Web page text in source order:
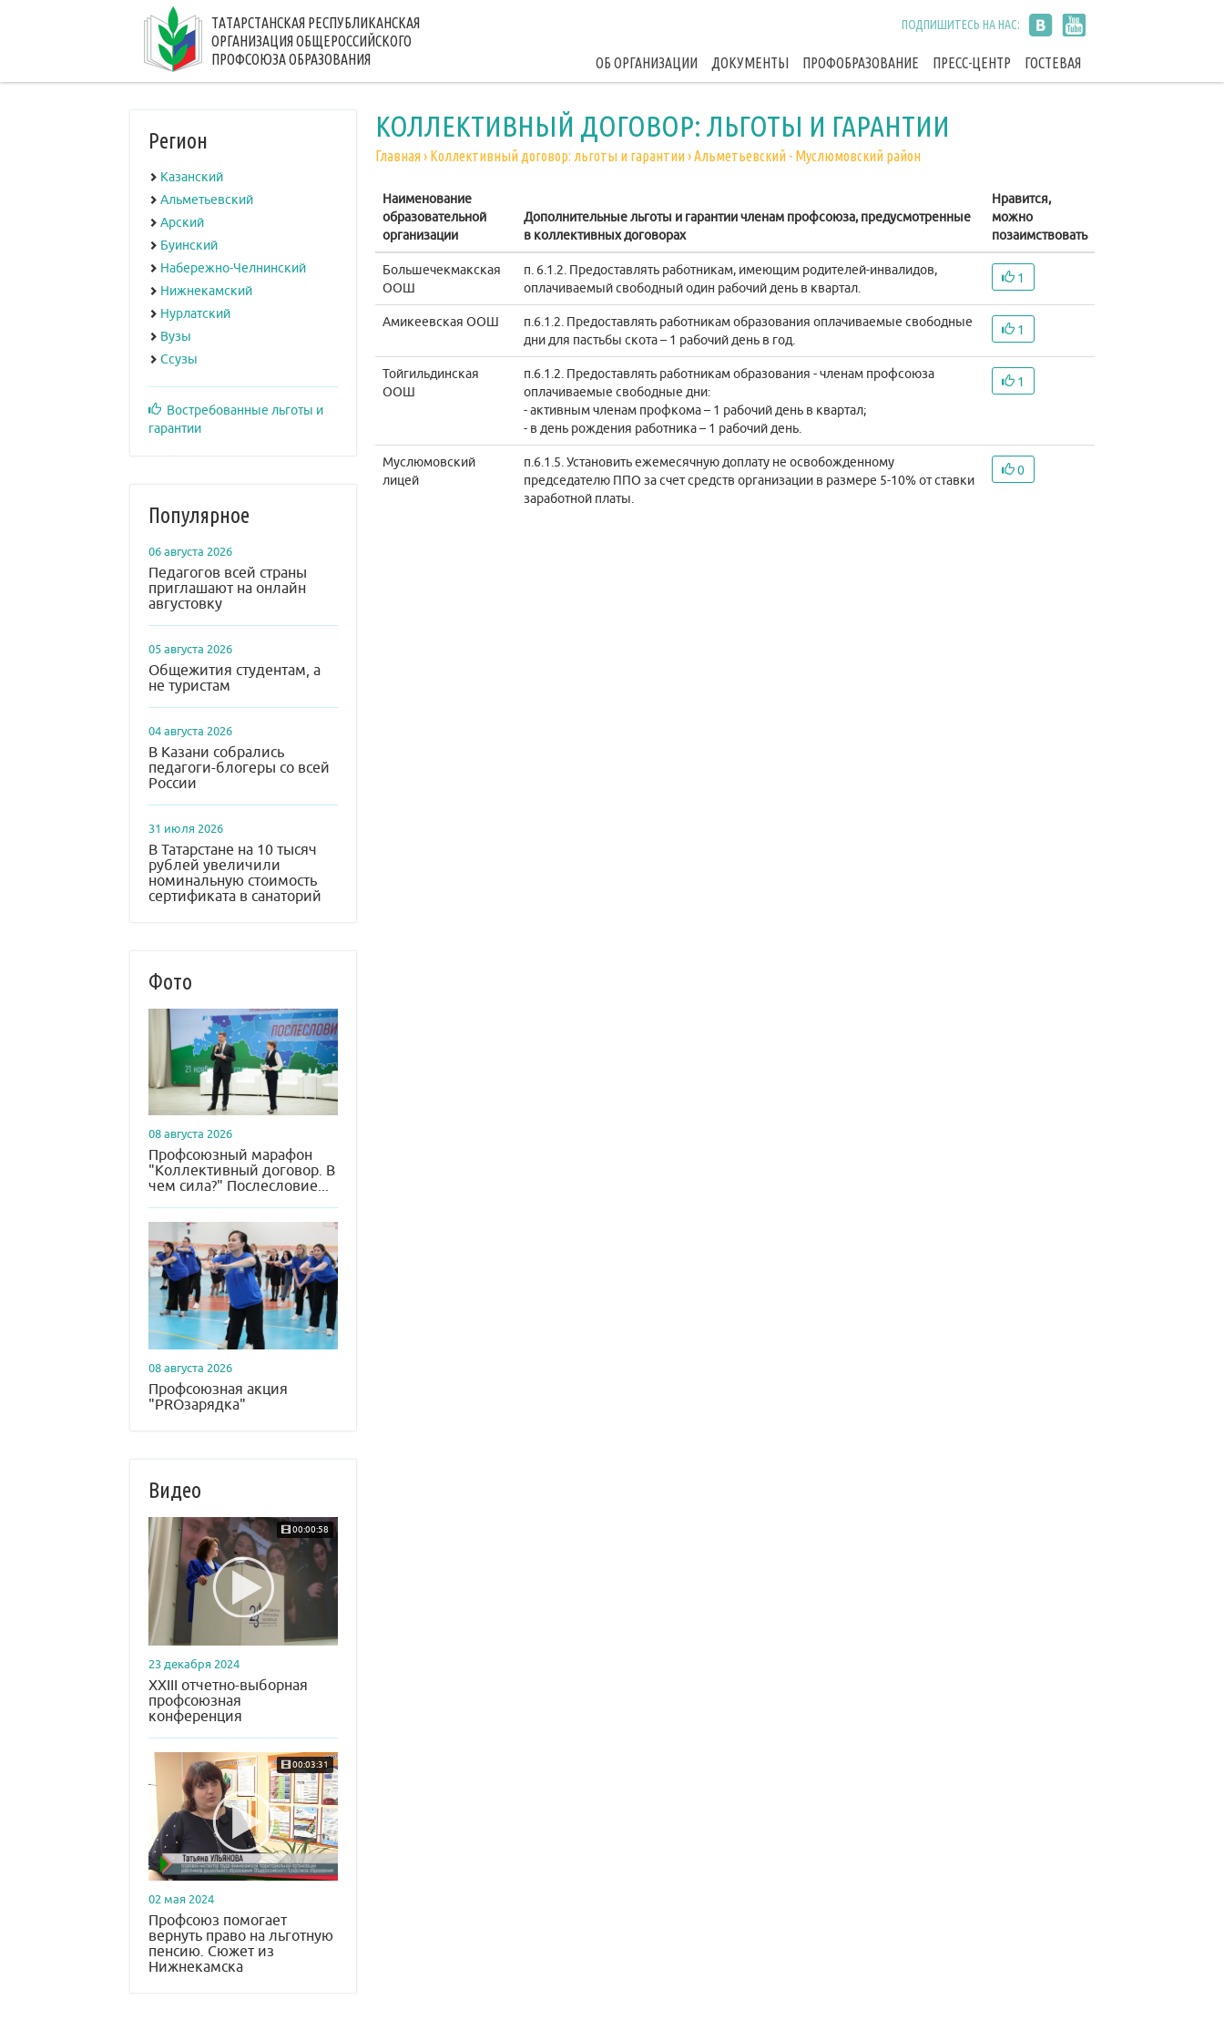
ТАТАРСТАНСКАЯ РЕСПУБЛИКАНСКАЯ
ОРГАНИЗАЦИЯ ОБЩЕРОССИЙСКОГО
ПРОФСОЮЗА ОБРАЗОВАНИЯ
ПОДПИШИТЕСЬ НА НАС:
ОБ ОРГАНИЗАЦИИ ДОКУМЕНТЫ ПРОФОБРАЗОВАНИЕ ПРЕСС-ЦЕНТР ГОСТЕВАЯ
Регион
Казанский
Альметьевский
Арский
Буинский
Набережно-Челнинский
Нижнекамский
Нурлатский
Вузы
Ссузы
Востребованные льготы и
гарантии
Популярное
06 августа 2026
Педагогов всей страны
приглашают на онлайн
августовку
05 августа 2026
Общежития студентам, а
не туристам
04 августа 2026
В Казани собрались
педагоги-блогеры со всей
России
31 июля 2026
В Татарстане на 10 тысяч
рублей увеличили
номинальную стоимость
сертификата в санаторий
Фото
08 августа 2026
Профсоюзный марафон
"Коллективный договор. В
чем сила?" Послесловие...
08 августа 2026
Профсоюзная акция
"PROзарядка"
Видео
00:00:58
23 декабря 2024
XXIII отчетно-выборная
профсоюзная
конференция
00:03:31
02 мая 2024
Профсоюз помогает
вернуть право на льготную
пенсию. Сюжет из
Нижнекамска
КОЛЛЕКТИВНЫЙ ДОГОВОР: ЛЬГОТЫ И ГАРАНТИИ
Главная› Коллективный договор: льготы и гарантии›Альметьевский - Муслюмовский район
Наименование
образовательной
организации
Дополнительные льготы и гарантии членам профсоюза, предусмотренные
в коллективных договорах
Нравится,
можно
позаимствовать
Большечекмакская
ООШ
п. 6.1.2. Предоставлять работникам, имеющим родителей-инвалидов,
оплачиваемый свободный один рабочий день в квартал.
1
Амикеевская ООШ
п.6.1.2. Предоставлять работникам образования оплачиваемые свободные
дни для пастьбы скота – 1 рабочий день в год.
1
Тойгильдинская
ООШ
п.6.1.2. Предоставлять работникам образования - членам профсоюза
оплачиваемые свободные дни:
- активным членам профкома – 1 рабочий день в квартал;
- в день рождения работника – 1 рабочий день.
1
Муслюмовский
лицей
п.6.1.5. Установить ежемесячную доплату не освобожденному
председателю ППО за счет средств организации в размере 5-10% от ставки
заработной платы.
0